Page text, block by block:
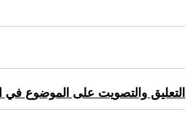
التعليق والتصويت على الموضوع في